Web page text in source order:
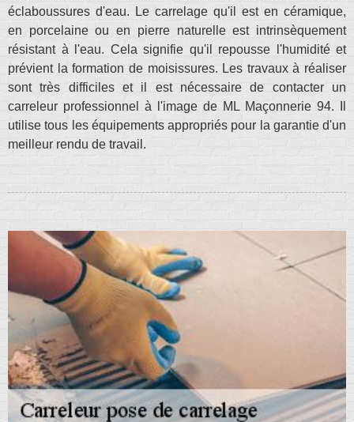
éclaboussures d'eau. Le carrelage qu'il est en céramique,
en porcelaine ou en pierre naturelle est intrinsèquement
résistant à l'eau. Cela signifie qu'il repousse l'humidité et
prévient la formation de moisissures. Les travaux à réaliser
sont très difficiles et il est nécessaire de contacter un
carreleur professionnel à l'image de ML Maçonnerie 94. Il
utilise tous les équipements appropriés pour la garantie d'un
meilleur rendu de travail.